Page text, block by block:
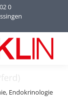
0
Endokrinologie